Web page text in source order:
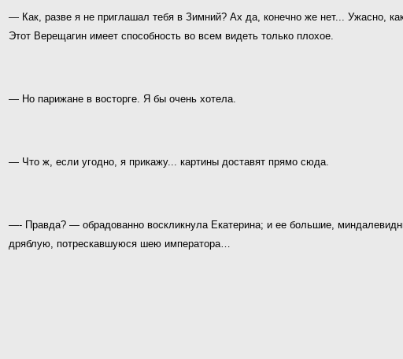
— Как, разве я не приглашал тебя в Зимний? Ах да, конечно же нет... Ужасно,
Этот Верещагин имеет способность во всем видеть только плохое.
— Но парижане в восторге. Я бы очень хотела.
— Что ж, если угодно, я прикажу... картины доставят прямо сюда.
—- Правда? — обрадованно воскликнула Екатерина; и ее большие,
дряблую, потрескавшуюся шею императора…